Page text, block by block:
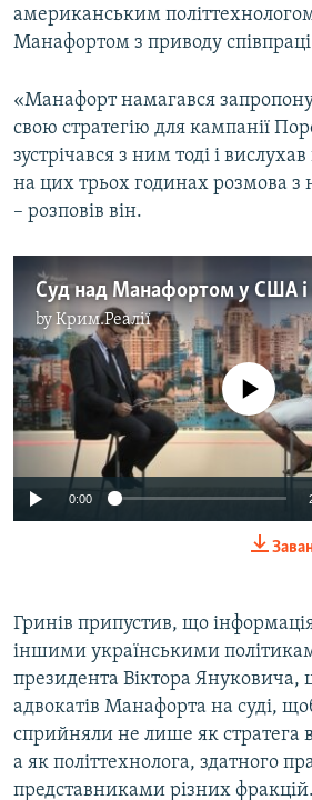
американським
Манафортом з приводу
«Манафорт намагався
свою стратегію для кампанії
зустрічався з ним тоді і
на цих трьох годинах розмова з
– розповів він.
byКрим.Реалії
No media source
0:00
Гринів припустив, що
іншими українськими
президента Віктора Януковича,
адвокатів Манафорта на суді,
сприйняли не лише як стратега
а як політтехнолога, здатного
представниками різних фракцій.